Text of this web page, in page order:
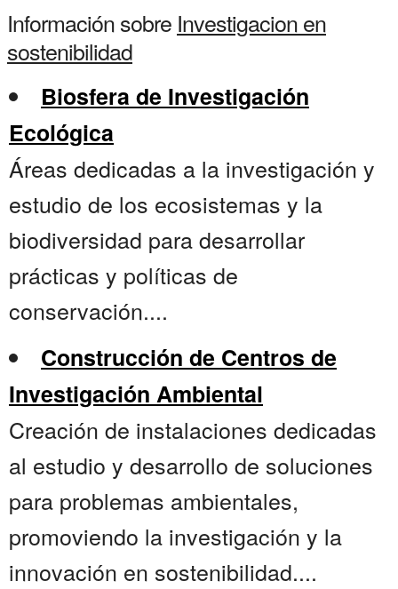
Información sobre Investigacion en
sostenibilidad
Biosfera de Investigación
Ecológica
Áreas dedicadas a la investigación y
estudio de los ecosistemas y la
biodiversidad para desarrollar
prácticas y políticas de
conservación....
Construcción de Centros de
Investigación Ambiental
Creación de instalaciones dedicadas
al estudio y desarrollo de soluciones
para problemas ambientales,
promoviendo la investigación y la
innovación en sostenibilidad....